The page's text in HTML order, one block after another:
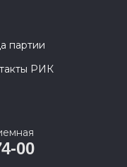
партии
РИК
00